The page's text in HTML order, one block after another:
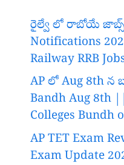
రైల్వే లో రాబోయే జాబ్స్
Notifications
Railway RRB
AP లో Aug 8th న
Bandh Aug 8th
Colleges Bundh
AP TET Exam
Exam Update